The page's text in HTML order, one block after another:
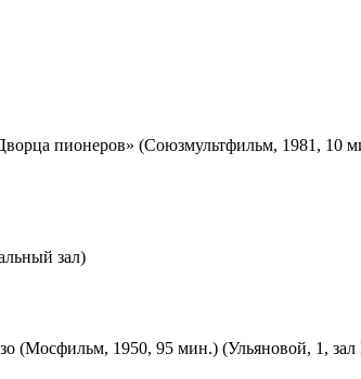
пионеров» (Союзмультфильм, 1981, 10
зал)
(Мосфильм, 1950, 95 мин.) (Ульяновой, 1,